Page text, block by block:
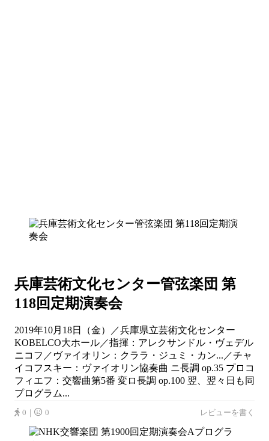
兵庫芸術文化センター管弦楽団 第
118回定期演奏会
2019年10月18日（金）／兵庫県立芸術文化センター
KOBELCO大ホール／指揮：アレクサンドル・ヴェデル
ニコフ／ヴァイオリン：クララ・ジュミ・カン...／チャ
イコフスキー：ヴァイオリン協奏曲 ニ長調 op.35 プロコ
フィエフ：交響曲第5番 変ロ長調 op.100 翌、翌々日も同
プログラム...
0｜ 0 レビューを書く